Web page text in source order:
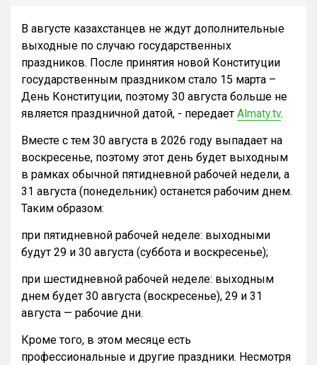
В августе казахстанцев не ждут дополнительные
выходные по случаю государственных
праздников. После принятия новой Конституции
государственным праздником стало 15 марта –
День Конституции, поэтому 30 августа больше не
является праздничной датой, - передает Almaty.tv.
Вместе с тем 30 августа в 2026 году выпадает на
воскресенье, поэтому этот день будет выходным
в рамках обычной пятидневной рабочей недели, а
31 августа (понедельник) останется рабочим днем.
Таким образом:
при пятидневной рабочей неделе: выходными
будут 29 и 30 августа (суббота и воскресенье);
при шестидневной рабочей неделе: выходным
днем будет 30 августа (воскресенье), 29 и 31
августа — рабочие дни.
Кроме того, в этом месяце есть
профессиональные и другие праздники. Несмотря